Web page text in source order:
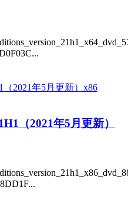
（2021年5月更新）